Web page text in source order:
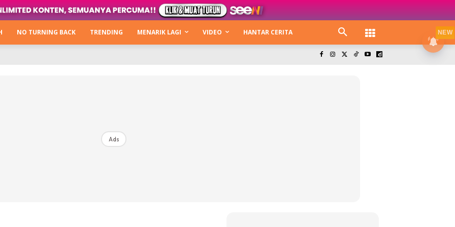
Hijabista
Next Level
NO TURNING BACK TRENDING MENARIK LAGI VIDEO HANTAR CERITA
Ads
NEW